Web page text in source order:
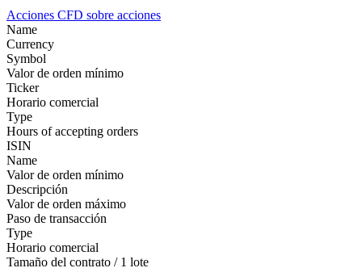
Acciones CFD sobre acciones
Name
Currency
Symbol
Valor de orden mínimo
Ticker
Horario comercial
Type
Hours of accepting orders
ISIN
Name
Valor de orden mínimo
Descripción
Valor de orden máximo
Paso de transacción
Type
Horario comercial
Tamaño del contrato / 1 lote